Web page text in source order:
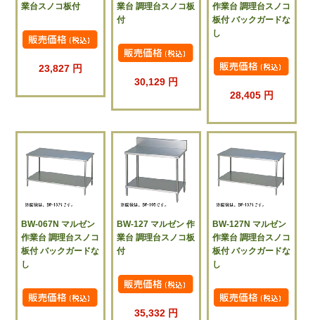
業台スノコ板付
23,827 円
業台 調理台スノコ板
付
30,129 円
作業台 調理台スノコ
板付 バックガードな
し
28,405 円
BW-067N マルゼン
作業台 調理台スノコ
板付 バックガードな
し
BW-127 マルゼン 作
業台 調理台スノコ板
付
35,332 円
BW-127N マルゼン
作業台 調理台スノコ
板付 バックガードな
し